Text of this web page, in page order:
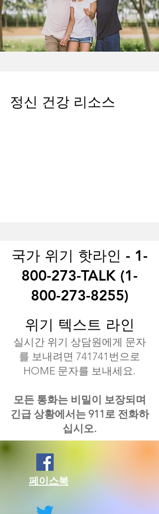
정신 건강 리소스
국가 위기 핫라인 - 1-
800-273-TALK (1-
800-273-8255)
위기 텍스트 라인
실시간 위기 상담원에게 문자
를 보내려면 741741번으로
HOME 문자를 보내세요.
모든 통화는 비밀이 보장되며
긴급 상황에서는 911로 전화하
십시오.
페이스북